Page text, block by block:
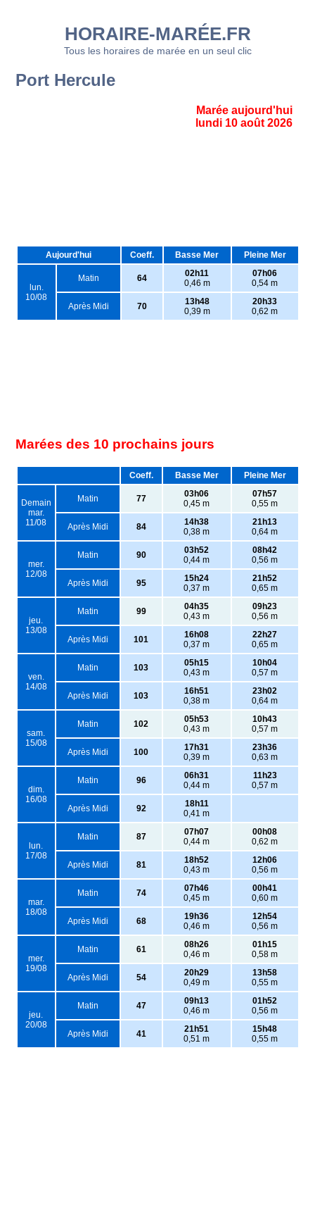
HORAIRE-MARÉE.FR
Tous les horaires de marée en un seul clic
Port Hercule
Marée aujourd'hui
lundi 10 août 2026
Aujourd'hui Coeff. Basse Mer Pleine Mer
lun.
10/08
Matin 64
02h11
0,46 m
07h06
0,54 m
Après Midi 70
13h48
0,39 m
20h33
0,62 m
Marées des 10 prochains jours
Coeff. Basse Mer Pleine Mer
Demain
mar.
11/08
Matin 77
03h06
0,45 m
07h57
0,55 m
Après Midi 84
14h38
0,38 m
21h13
0,64 m
mer.
12/08
Matin 90
03h52
0,44 m
08h42
0,56 m
Après Midi 95
15h24
0,37 m
21h52
0,65 m
jeu.
13/08
Matin 99
04h35
0,43 m
09h23
0,56 m
Après Midi 101
16h08
0,37 m
22h27
0,65 m
ven.
14/08
Matin 103
05h15
0,43 m
10h04
0,57 m
Après Midi 103
16h51
0,38 m
23h02
0,64 m
sam.
15/08
Matin 102
05h53
0,43 m
10h43
0,57 m
Après Midi 100
17h31
0,39 m
23h36
0,63 m
dim.
16/08
Matin 96
06h31
0,44 m
11h23
0,57 m
Après Midi 92
18h11
0,41 m
lun.
17/08
Matin 87
07h07
0,44 m
00h08
0,62 m
Après Midi 81
18h52
0,43 m
12h06
0,56 m
mar.
18/08
Matin 74
07h46
0,45 m
00h41
0,60 m
Après Midi 68
19h36
0,46 m
12h54
0,56 m
mer.
19/08
Matin 61
08h26
0,46 m
01h15
0,58 m
Après Midi 54
20h29
0,49 m
13h58
0,55 m
jeu.
20/08
Matin 47
09h13
0,46 m
01h52
0,56 m
Après Midi 41
21h51
0,51 m
15h48
0,55 m